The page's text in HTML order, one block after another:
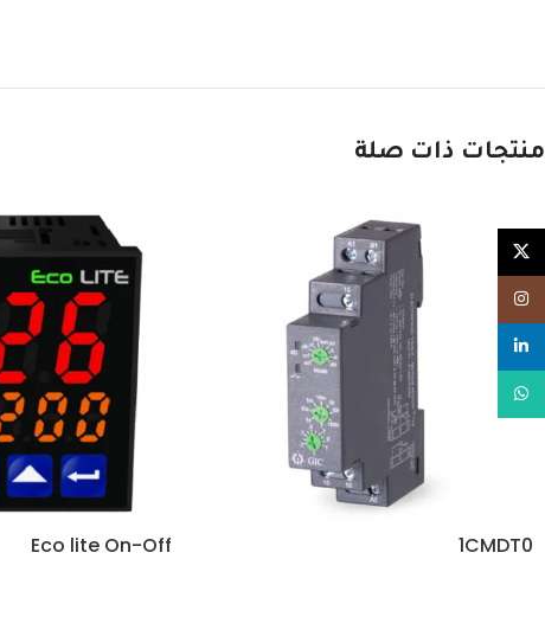
منتجات ذات صلة
1CMDT0
Eco lite On-Off